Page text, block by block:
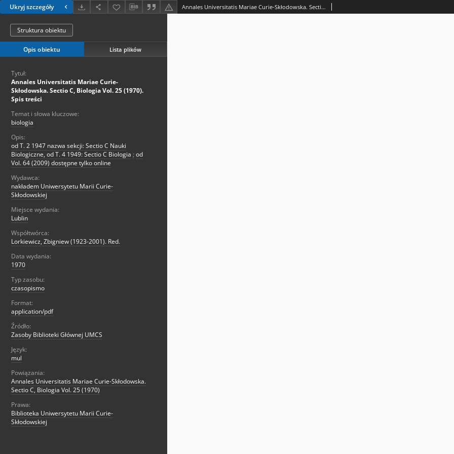
Ukryj szczegóły Annales Universitatis Mariae Curie-Skłodowska. Sectio C, Biologia Vol. 25 (1970). Spis treści
Struktura obiektu
Opis obiektu Lista plików
Tytuł:
Annales Universitatis Mariae Curie-
Skłodowska. Sectio C, Biologia Vol. 25 (1970).
Spis treści
Temat i słowa kluczowe:
biologia
Opis:
od T. 2 1947 nazwa sekcji: Sectio C Nauki
Biologiczne, od T. 4 1949: Sectio C Biologia ; od
Vol. 64 (2009) dostępne tylko online
Wydawca:
nakładem Uniwersytetu Marii Curie-
Skłodowskiej
Miejsce wydania:
Lublin
Współtwórca:
Lorkiewicz, Zbigniew (1923-2001). Red.
Data wydania:
1970
Typ zasobu:
czasopismo
Format:
application/pdf
Źródło:
Zasoby Biblioteki Głównej UMCS
Język:
mul
Powiązania:
Annales Universitatis Mariae Curie-Skłodowska.
Sectio C, Biologia Vol. 25 (1970)
Prawa:
Biblioteka Uniwersytetu Marii Curie-
Skłodowskiej